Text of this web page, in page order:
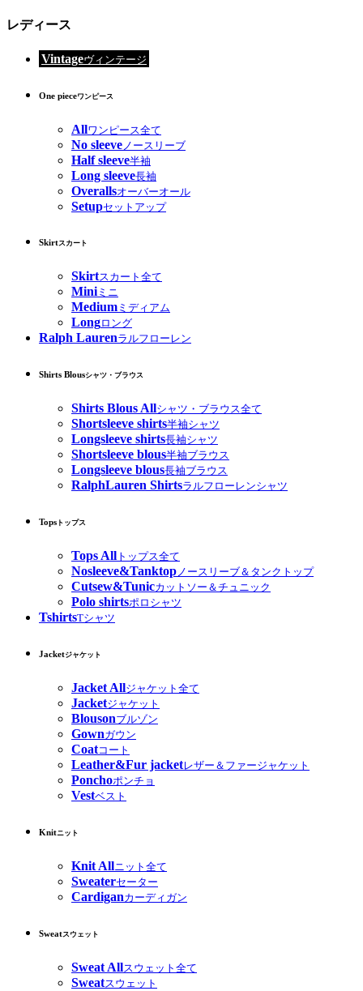
レディース
Vintageヴィンテージ
One pieceワンピース
Allワンピース全て
No sleeve ノースリーブ
Half sleeve半袖
Long sleeve長袖
Overallsオーバーオール
Setupセットアップ
Skirtスカート
Skirtスカート全て
Miniミニ
Medium ミディアム
Longロング
Ralph Laurenラルフローレン
Shirts Blousシャツ・ブラウス
Shirts Blous Allシャツ・ブラウス全て
Shortsleeve shirts半袖シャツ
Longsleeve shirts長袖シャツ
Shortsleeve blous半袖ブラウス
Longsleeve blous長袖ブラウス
RalphLauren Shirtsラルフローレンシャツ
Tops トップス
Tops All トップス全て
Nosleeve&Tanktopノースリーブ＆タンクトップ
Cutsew&Tunicカットソー＆チュニック
Polo shirtsポロシャツ
TshirtsTシャツ
Jacketジャケット
Jacket Allジャケット全て
Jacketジャケット
Blousonブルゾン
Gownガウン
Coatコート
Leather&Fur jacketレザー＆ファージャケット
Ponchoポンチョ
Vestベスト
Knitニット
Knit Allニット全て
Sweaterセーター
Cardiganカーディガン
Sweatスウェット
Sweat Allスウェット全て
Sweatスウェット